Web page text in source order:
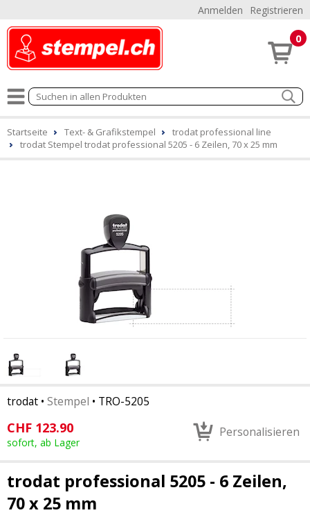
Anmelden Registrieren
0
Startseite Text- & Grafikstempel
trodat professional line
trodat Stempel trodat professional 5205 - 6 Zeilen, 70 x 25 mm
trodat • Stempel • TRO-5205
CHF 123.90
sofort, ab Lager
Personalisieren
trodat professional 5205 - 6 Zeilen,
70 x 25 mm